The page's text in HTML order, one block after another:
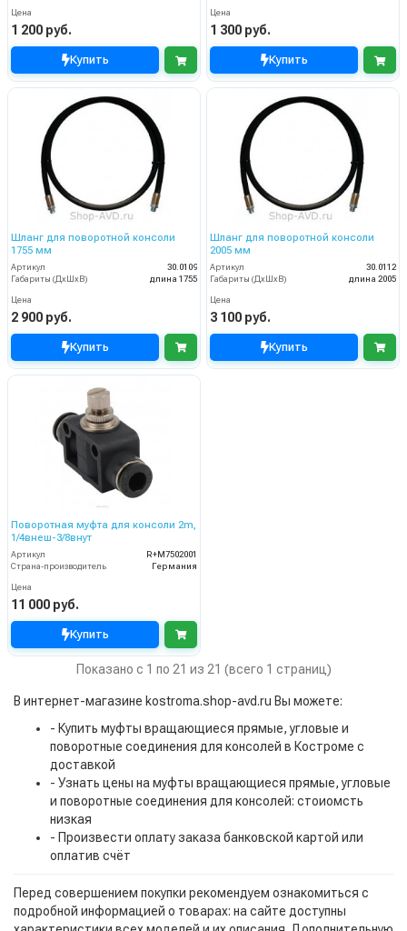
Цена
1 200 руб.
Купить
Цена
1 300 руб.
Купить
Шланг для поворотной консоли
1755 мм
Артикул
30.0109
Габариты (ДхШхВ)
длина 1755
Цена
2 900 руб.
Купить
Шланг для поворотной консоли
2005 мм
Артикул
30.0112
Габариты (ДхШхВ)
длина 2005
Цена
3 100 руб.
Купить
Поворотная муфта для консоли 2m,
1/4внеш-3/8внут
Артикул
R+M7502001
Страна-производитель
Германия
Цена
11 000 руб.
Купить
Показано с 1 по 21 из 21 (всего 1 страниц)
В интернет-магазине kostroma.shop-avd.ru Вы можете:
- Купить муфты вращающиеся прямые, угловые и
поворотные соединения для консолей в Костроме с
доставкой
- Узнать цены на муфты вращающиеся прямые, угловые
и поворотные соединения для консолей: стоиомсть
низкая
- Произвести оплату заказа банковской картой или
оплатив счёт
Перед совершением покупки рекомендуем ознакомиться с
подробной информацией о товарах: на сайте доступны